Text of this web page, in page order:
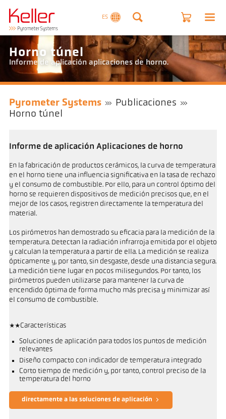
ES
Horno túnel
Informe de aplicación aplicaciones de horno.
Pyrometer Systems
Publicaciones
Horno túnel
Informe de aplicación Aplicaciones de horno
En la fabricación de productos cerámicos, la curva de temperatura
en el horno tiene una influencia significativa en la tasa de rechazo
y el consumo de combustible. Por ello, para un control óptimo del
horno se requieren dispositivos de medición precisos que, en el
mejor de los casos, registren directamente la temperatura del
material.
Los pirómetros han demostrado su eficacia para la medición de la
temperatura. Detectan la radiación infrarroja emitida por el objeto
y calculan la temperatura a partir de ella. La medición se realiza
ópticamente y, por tanto, sin desgaste, desde una distancia segura.
La medición tiene lugar en pocos milisegundos. Por tanto, los
pirómetros pueden utilizarse para mantener la curva de
encendido óptima de forma mucho más precisa y minimizar así
el consumo de combustible.
**Características
Soluciones de aplicación para todos los puntos de medición
relevantes
Diseño compacto con indicador de temperatura integrado
Corto tiempo de medición y, por tanto, control preciso de la
temperatura del horno
directamente a las soluciones de aplicación